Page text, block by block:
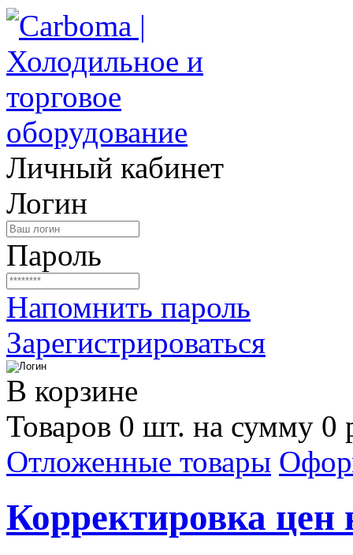
Личный кабинет
Логин
Пароль
Напомнить пароль
Зарегистрироваться
В корзине
Товаров 0 шт. на сумму 0
Отложенные товары
Корректировка цен